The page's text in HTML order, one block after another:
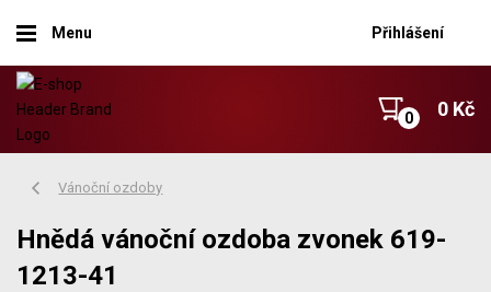
Menu Přihlášení
0 Kč
Vánoční ozdoby
Hnědá vánoční ozdoba zvonek 619-
1213-41